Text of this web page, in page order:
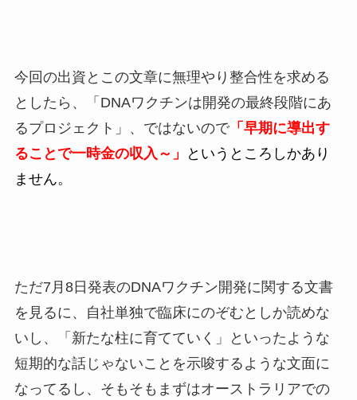
今回の出資とこの文章に無理やり整合性を求める
としたら、「DNAワクチンは開発の最終段階にあ
るプロジェクト」、ではないので「早期に導出す
ることで一時金の収入～」
というところしかあり
ません。
ただ7月8日発表のDNAワクチン開発に関する文書
を見るに、自社単独で臨床にのぞむとしか読めな
いし、「新たな柱に育てていく」といったような
短期的な話じゃないことを示唆するような文面に
なってるし、そもそもまずはオーストラリアでの